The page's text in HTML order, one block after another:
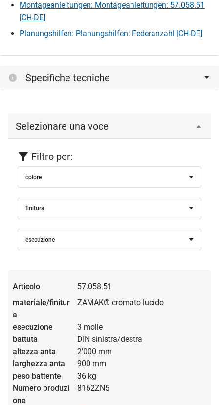
Montageanleitungen: Montageanleitungen: 57.058.51
[CH-DE]
Planungshilfen: Planungshilfen: Federanzahl [CH-DE]
Specifiche tecniche
Selezionare una voce
Filtro per:
colore
finitura
esecuzione
57.058.51
ZAMAK® cromato lucido
3 molle
DIN sinistra/destra
2'000 mm
900 mm
36 kg
8162ZN5